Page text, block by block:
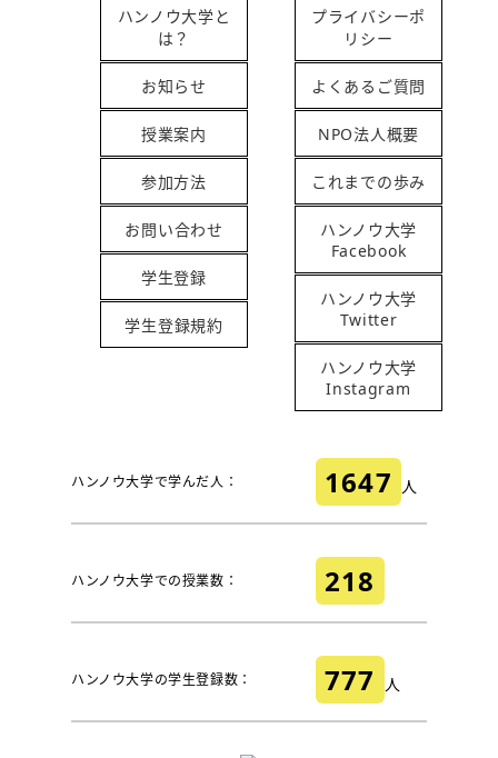
ハンノウ大学と
は？
お知らせ
授業案内
参加方法
お問い合わせ
学生登録
学生登録規約
プライバシーポ
リシー
よくあるご質問
NPO法人概要
これまでの歩み
ハンノウ大学
Facebook
ハンノウ大学
Twitter
ハンノウ大学
Instagram
ハンノウ大学で学んだ人： 1647 人
ハンノウ大学での授業数： 218
ハンノウ大学の学生登録数： 777 人